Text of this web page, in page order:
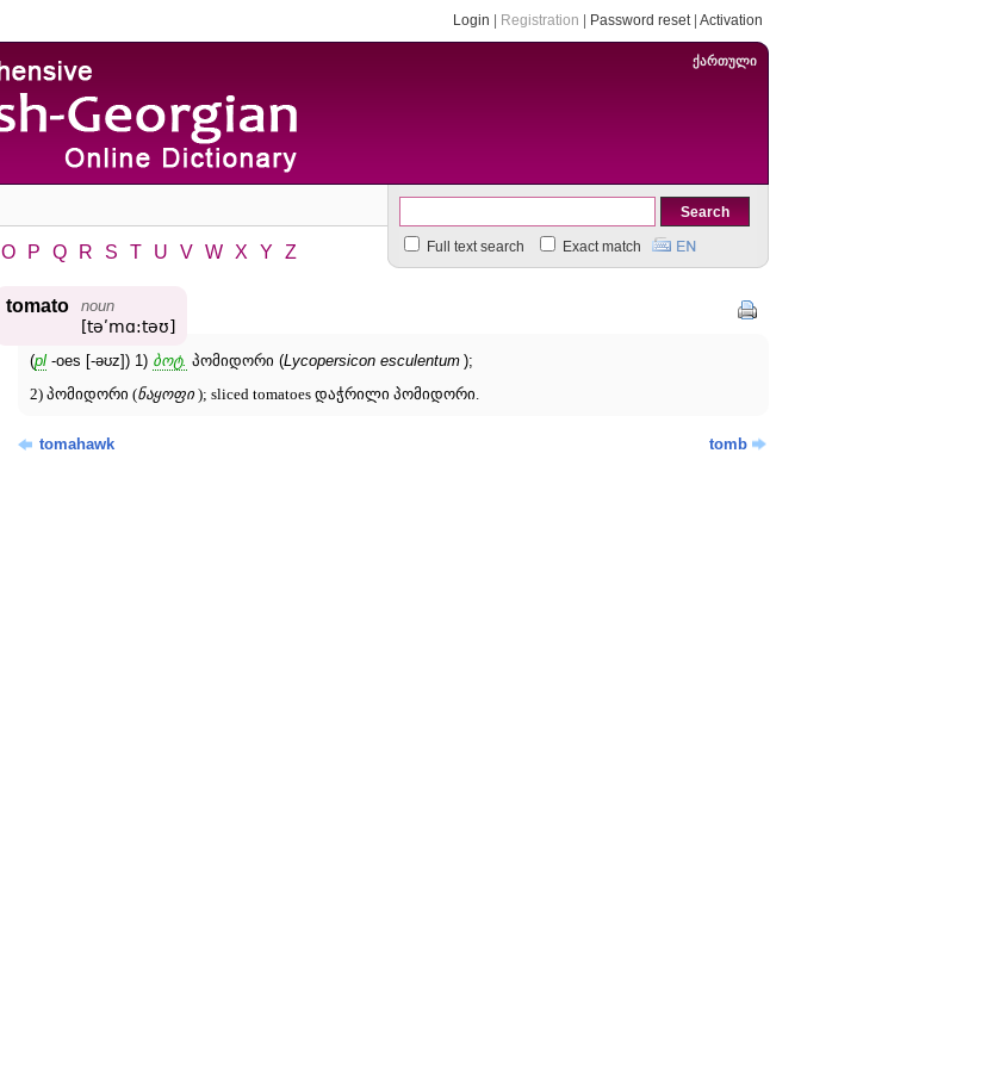
Login Registration Password reset| Activation
ქართული
Full text search Exact match
O P Q R S T U V W X Y Z
tomato noun
[təʹmɑ:təʊ]
(pl-oes [-əʊz]) 1) ბოტ. პომიდორი (Lycopersicon esculentum );
2) პომიდორი (ნაყოფი ); sliced tomatoes დაჭრილი პომიდორი.
tomahawk tomb